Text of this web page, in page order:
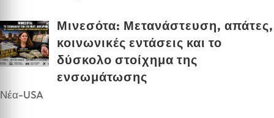
Μινεσότα: Μετανάστευση, απάτες,
κοινωνικές εντάσεις και το
δύσκολο στοίχημα της
ενσωμάτωσης
Νέα-USA